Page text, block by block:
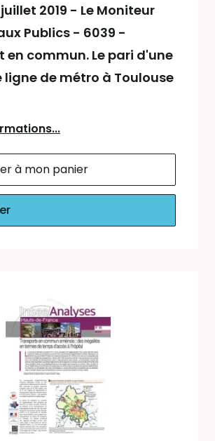
2019 - Le Moniteur
Publics - 6039 -
en commun. Le pari d'une
ligne de métro à Toulouse
à mon panier